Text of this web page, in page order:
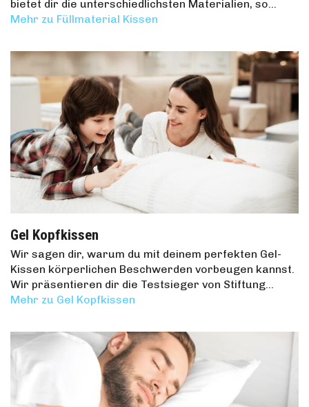
bietet dir die unterschiedlichsten Materialien, so…
Mehr zu Füllmaterial Kissen
Gel Kopfkissen
Wir sagen dir, warum du mit deinem perfekten Gel-
Kissen körperlichen Beschwerden vorbeugen kannst.
Wir präsentieren dir die Testsieger von Stiftung…
Mehr zu Gel Kopfkissen